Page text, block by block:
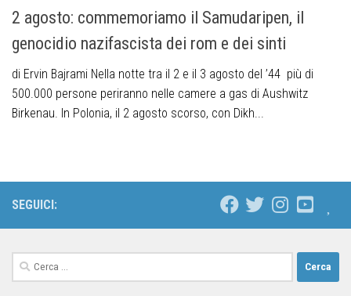
2 agosto: commemoriamo il Samudaripen, il
genocidio nazifascista dei rom e dei sinti
di Ervin Bajrami Nella notte tra il 2 e il 3 agosto del ’44 più di
500.000 persone periranno nelle camere a gas di Aushwitz
Birkenau. In Polonia, il 2 agosto scorso, con Dikh...
SEGUICI: